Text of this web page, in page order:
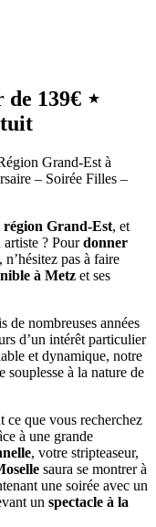
139€ ⋆
Grand-Est à
– Soirée Filles –
région Grand-Est, et
artiste ? Pourdonner
, n’hésitez pas à faire
à Metz et ses
de nombreuses années
d’un intérêt particulier
et dynamique, notre
souplesse à la nature de
ce que vous recherchez
à une grande
, votre stripteaseur,
saura se montrer à
une soirée avec un
un spectacle à la